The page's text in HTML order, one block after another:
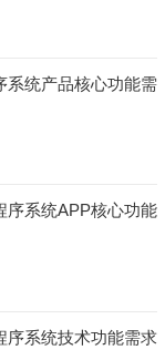
系统产品核心功能需
序系统APP核心功能
序系统技术功能需求